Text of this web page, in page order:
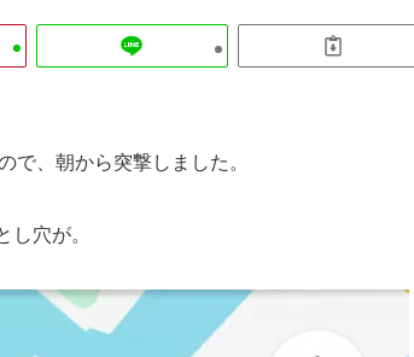
、朝から突撃しました。
穴が。